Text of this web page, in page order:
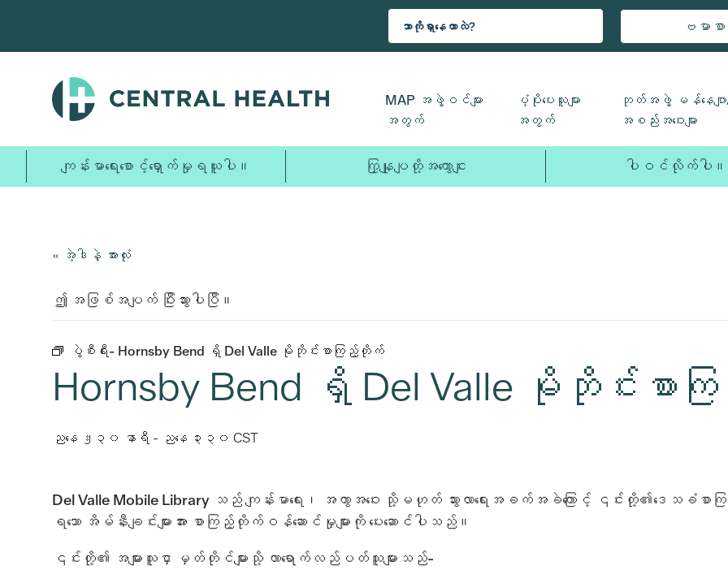
သို့
ပါ။
ဗမာစာ
MAP အဖွဲ့ဝင်များ
အတွက်
ပံ့ပိုးပေးသူများ
အတွက်
ဘုတ်အဖွဲ့ မန်နေဂျာ
အစည်းအဝေးများ
ကျန်းမာရေးစောင့်ရှောက်မှုရယူပါ။ ကြှနျုပျတို့အကွောငျး ပါဝင်လိုက်ပါ။
« အဲ့ဒါနဲ့ အားလုံး
ဤ အဖြစ်အပျက် ပြီးသွားပါပြီ။
ပွဲစီးရီး- Hornsby Bend ရှိ Del Valle မိုဘိုင်းစာကြည့်တိုက်
Hornsby Bend ရှိ Del Valle မိုဘိုင်းစာ
ညနေ ၂း၃၀ နာရီ - ညနေ ၃း၃၀ CST
Del Valle Mobile Library သည် ကျန်းမာရေး၊ အကွာအဝေး သို့မဟုတ် သွားလာရေးအခက်အခဲကြောင့် ၎င်းတို့၏ဒေသခံစာ
ရသော အိမ်နီးချင်းများအား စာကြည့်တိုက်ဝန်ဆောင်မှုများကို ပေးဆောင်ပါသည်။
၎င်းတို့၏ အများသူငှာ မှတ်တိုင်များသို့ လာရောက်လည်ပတ်သူများသည်-